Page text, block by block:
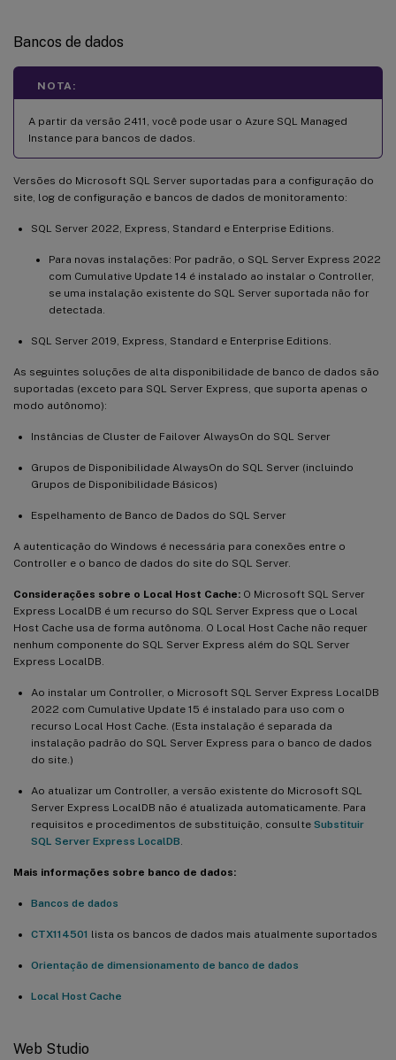
Bancos de dados
NOTA:
A partir da versão 2411, você pode usar o Azure SQL Managed
Instance para bancos de dados.
Versões do Microsoft SQL Server suportadas para a configuração do
site, log de configuração e bancos de dados de monitoramento:
SQL Server 2022, Express, Standard e Enterprise Editions.
Para novas instalações: Por padrão, o SQL Server Express 2022
com Cumulative Update 14 é instalado ao instalar o Controller,
se uma instalação existente do SQL Server suportada não for
detectada.
SQL Server 2019, Express, Standard e Enterprise Editions.
As seguintes soluções de alta disponibilidade de banco de dados são
suportadas (exceto para SQL Server Express, que suporta apenas o
modo autônomo):
Instâncias de Cluster de Failover AlwaysOn do SQL Server
Grupos de Disponibilidade AlwaysOn do SQL Server (incluindo
Grupos de Disponibilidade Básicos)
Espelhamento de Banco de Dados do SQL Server
A autenticação do Windows é necessária para conexões entre o
Controller e o banco de dados do site do SQL Server.
Considerações sobre o Local Host Cache: O Microsoft SQL Server
Express LocalDB é um recurso do SQL Server Express que o Local
Host Cache usa de forma autônoma. O Local Host Cache não requer
nenhum componente do SQL Server Express além do SQL Server
Express LocalDB.
Ao instalar um Controller, o Microsoft SQL Server Express LocalDB
2022 com Cumulative Update 15 é instalado para uso com o
recurso Local Host Cache. (Esta instalação é separada da
instalação padrão do SQL Server Express para o banco de dados
do site.)
Ao atualizar um Controller, a versão existente do Microsoft SQL
Server Express LocalDB não é atualizada automaticamente. Para
requisitos e procedimentos de substituição, consulte Substituir
SQL Server Express LocalDB
Mais informações sobre banco de dados:
Bancos de dados
CTX114501 lista os bancos de dados mais atualmente suportados
Orientação de dimensionamento de banco de dados
Local Host Cache
Web Studio